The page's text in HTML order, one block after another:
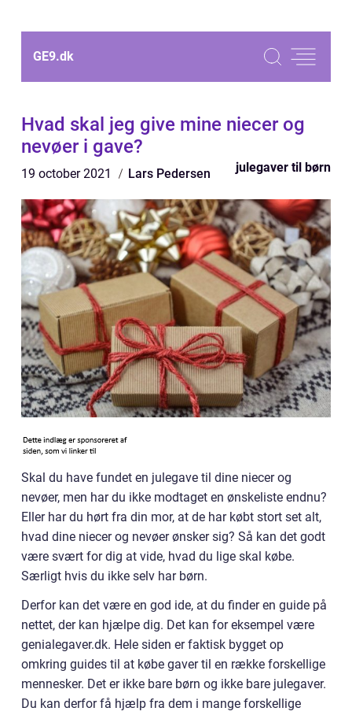
GE9.dk
Hvad skal jeg give mine niecer og
nevøer i gave?
19 october 2021 Lars Pedersen julegaver til børn
Skal du have fundet en julegave til dine niecer og
nevøer, men har du ikke modtaget en ønskeliste endnu?
Eller har du hørt fra din mor, at de har købt stort set alt,
hvad dine niecer og nevøer ønsker sig? Så kan det godt
være svært for dig at vide, hvad du lige skal købe.
Særligt hvis du ikke selv har børn.
Derfor kan det være en god ide, at du finder en guide på
nettet, der kan hjælpe dig. Det kan for eksempel være
genialegaver.dk. Hele siden er faktisk bygget op
omkring guides til at købe gaver til en række forskellige
mennesker. Det er ikke bare børn og ikke bare julegaver.
Du kan derfor få hjælp fra dem i mange forskellige